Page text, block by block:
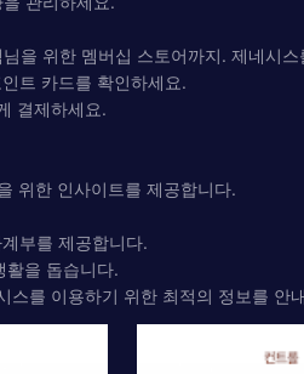
을 위한 멤버십 스토어까지. 제네시
트 카드를 확인하세요.
결제하세요.
위한 인사이트를 제공합니다.
부를 제공합니다.
을 돕습니다.
를 이용하기 위한 최적의 정보를 안